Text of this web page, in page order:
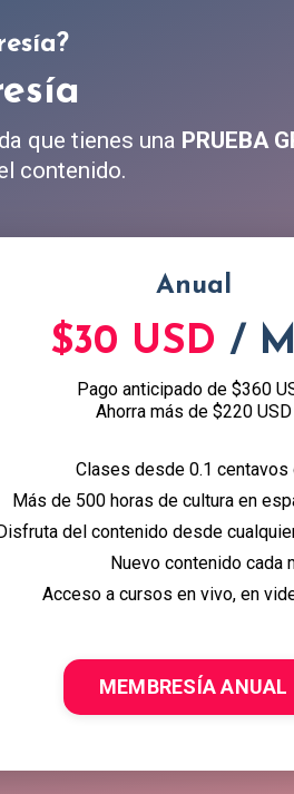
que tienes una PRUEBA
contenido.
Anual
$30 USD /
Pago anticipado de $360
Ahorra más de $220 USD
Clases desde 0.1 centavos
Más de 500 horas de cultura en
del contenido desde
Nuevo contenido cada
Acceso a cursos en vivo, en
MEMBRESÍA ANUAL